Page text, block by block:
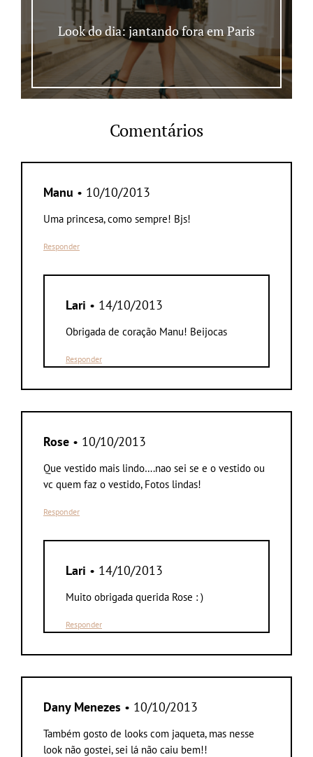
Look do dia: jantando fora em Paris
Comentários
Manu • 10/10/2013
Uma princesa, como sempre! Bjs!
Responder
Lari • 14/10/2013
Obrigada de coração Manu! Beijocas
Responder
Rose • 10/10/2013
Que vestido mais lindo….nao sei se e o vestido ou
vc quem faz o vestido, Fotos lindas!
Responder
Lari • 14/10/2013
Muito obrigada querida Rose : )
Responder
Dany Menezes • 10/10/2013
Também gosto de looks com jaqueta, mas nesse
look não gostei, sei lá não caiu bem!!